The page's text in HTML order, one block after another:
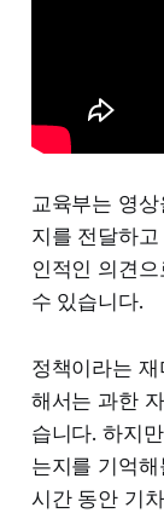
교육부는 영
지를 전달하
인적인 의견
수 있습니다.
정책이라는
해서는 과한
습니다. 하지
는지를 기억
시간 동안 기